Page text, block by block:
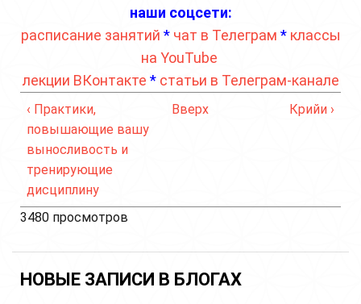
наши соцсети:
расписание занятий * чат в Телеграм * классы
на YouTube
лекции ВКонтакте * статьи в Телеграм-канале
‹ Практики,
повышающие вашу
выносливость и
тренирующие
дисциплину
Вверх Крийи ›
3480 просмотров
НОВЫЕ ЗАПИСИ В БЛОГАХ